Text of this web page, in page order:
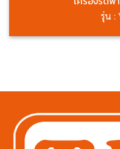
รุ่น :